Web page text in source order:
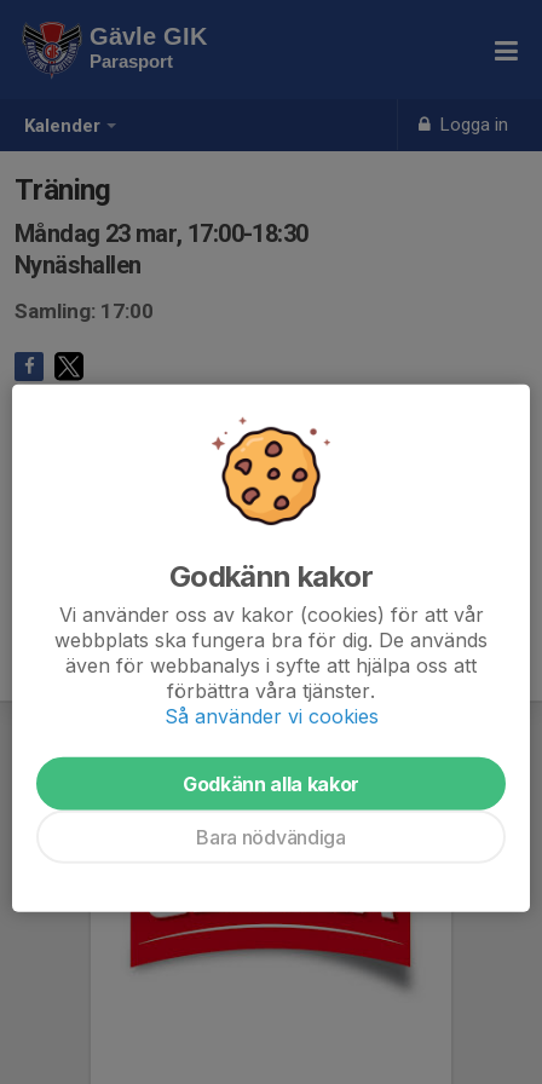
Kalender Logga in
Gävle GIK
Parasport
Träning
Måndag 23 mar, 17:00-18:30
Nynäshallen
Samling: 17:00
Godkänn kakor
Vi använder oss av kakor (cookies) för att vår
webbplats ska fungera bra för dig. De används
även för webbanalys i syfte att hjälpa oss att
förbättra våra tjänster.
Så använder vi cookies
Godkänn alla kakor
Bara nödvändiga